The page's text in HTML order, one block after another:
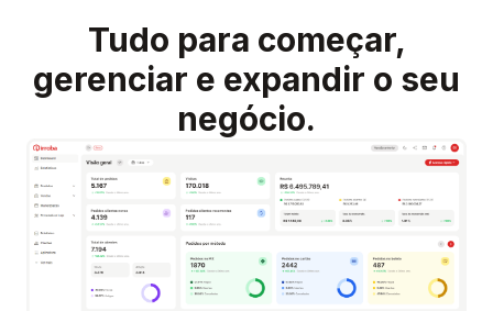
Tudo para começar,
gerenciar e expandir o seu
negócio.